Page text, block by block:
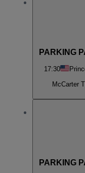
PARKING
17:30
McCarter
PARKING